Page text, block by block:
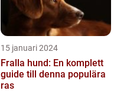
15 januari 2024
Fralla hund: En komplett
guide till denna populära
ras